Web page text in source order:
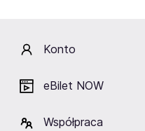
Konto
eBilet NOW
Współpraca